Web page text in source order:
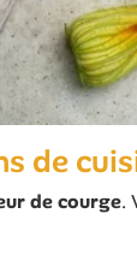
de
de courge.